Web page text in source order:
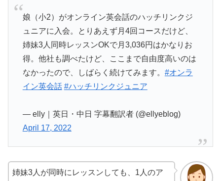
娘（小2）がオンライン英会話のハッチリンクジ
ュニアに入会。とりあえず月4回コースだけど、
姉妹3人同時レッスンOKで月3,036円はかなりお
得。他社も調べたけど、ここまで自由度高いのは
なかったので、しばらく続けてみます。 #オンラ
イン英会話 #ハッチリンクジュニア
— elly｜英日・中日 字幕翻訳者 (@ellyeblog)
April 17, 2022
姉妹3人が同時にレッスンしても、1人のア